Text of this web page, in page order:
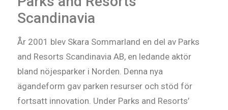
Scandinavia
År 2001 blev Skara Sommarland en del av Parks
and Resorts Scandinavia AB, en ledande aktör
bland nöjesparker i Norden. Denna nya
ägandeform gav parken resurser och stöd för
fortsatt innovation. Under Parks and Resorts’